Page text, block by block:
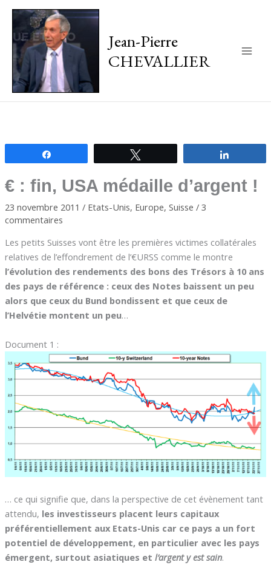
Jean-Pierre
CHEVALLIER
€ : fin, USA médaille d’argent !
23 novembre 2011 / Etats-Unis, Europe, Suisse / 3
commentaires
Les petits Suisses vont être les premières victimes collatérales
relatives de l’effondrement de l’€URSS comme le montre
l’évolution des rendements des bons des Trésors à 10 ans
des pays de référence : ceux des Notes baissent un peu
alors que ceux du Bund bondissent et que ceux de
l’Helvétie montent un peu…
Document 1 :
… ce qui signifie que, dans la perspective de cet évènement tant
attendu, les investisseurs placent leurs capitaux
préférentiellement aux Etats-Unis car ce pays a un fort
potentiel de développement, en particulier avec les pays
émergent, surtout asiatiques et l’argent y est sain.